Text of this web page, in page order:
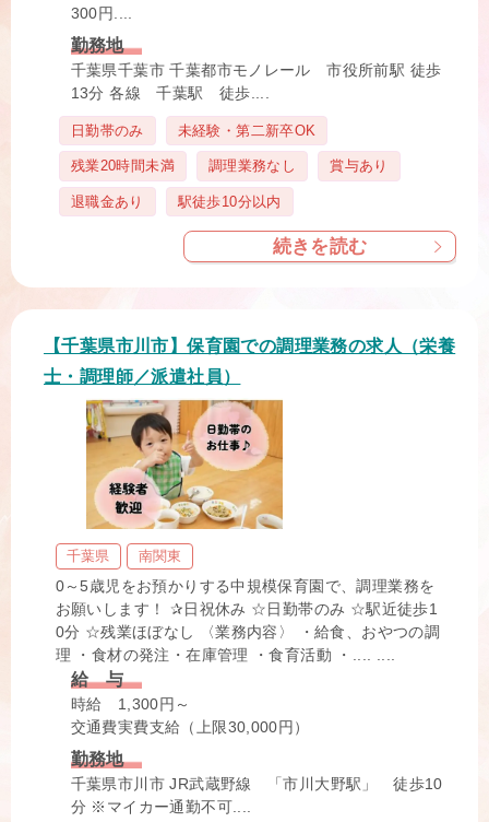
300円....
勤務地
千葉県千葉市 千葉都市モノレール 市役所前駅 徒歩
13分 各線 千葉駅 徒歩....
日勤帯のみ 未経験・第二新卒OK
残業20時間未満 調理業務なし 賞与あり
退職金あり 駅徒歩10分以内
続きを読む
【千葉県市川市】保育園での調理業務の求人（栄養
士・調理師／派遣社員）
千葉県 南関東
0～5歳児をお預かりする中規模保育園で、調理業務を
お願いします！ ✰日祝休み ☆日勤帯のみ ☆駅近徒歩1
0分 ☆残業ほぼなし 〈業務内容〉 ・給食、おやつの調
理 ・食材の発注・在庫管理 ・食育活動 ・.... ....
給 与
時給 1,300円～
交通費実費支給（上限30,000円）
勤務地
千葉県市川市 JR武蔵野線 「市川大野駅」 徒歩10
分 ※マイカー通勤不可....